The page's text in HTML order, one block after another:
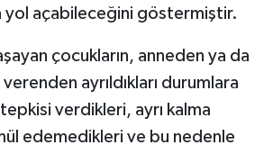
yol açabileceğini göstermiştir.
çocukların, anneden ya da
ayrıldıkları durumlara
tepkisi verdikleri, ayrı kalma
edemedikleri ve bu nedenle